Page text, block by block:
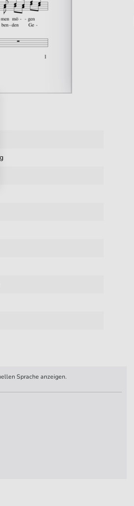
Sprache anzeigen.